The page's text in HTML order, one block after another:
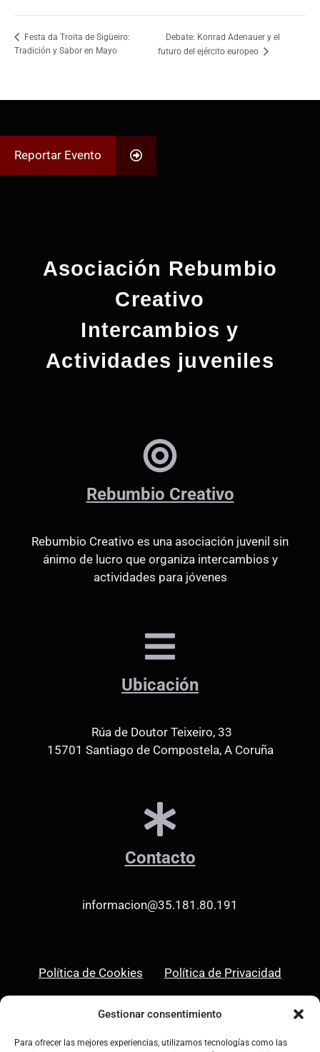
Gestionar consentimiento
Para ofrecer las mejores experiencias, utilizamos tecnologías como las
Festa da Troita de Sigüeiro:
Tradición y Sabor en Mayo
Debate: Konrad Adenauer y el
futuro del ejército europeo
Reportar Evento
Asociación Rebumbio
Creativo
Intercambios y
Actividades juveniles
Rebumbio Creativo
Rebumbio Creativo es una asociación juvenil sin
ánimo de lucro que organiza intercambios y
actividades para jóvenes
Ubicación
Rúa de Doutor Teixeiro, 33
15701 Santiago de Compostela, A Coruña
Contacto
informacion@35.181.80.191
Política de Cookies Política de Privacidad